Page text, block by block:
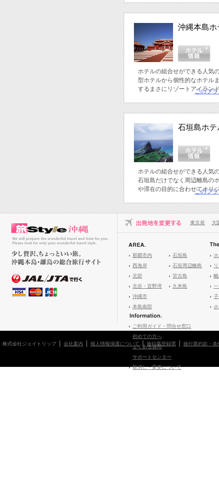
沖縄本島
ホテルの組合せができる人気
型ホテルから個性的なホテル
するまさにリゾートアイラン
このプ
石垣島ホ
ホテルの組合せができる人気
石垣島だけでなく周辺離島の
や滞在の目的に合わせてオリ
このプ
東京発 大
那覇市内
西海岸
北部
北谷・宜野湾
沖縄市
本島南部
石垣島
石垣周辺離島
宮古島
久米島
ご利用ガイド・問合せ窓口
初めての方へ
よくある質問
サポートセンター
取消し・変更について
株式会社ジェイトリップ 会社案内 個人情報保護について 旅行業登録票 旅行業約款・条